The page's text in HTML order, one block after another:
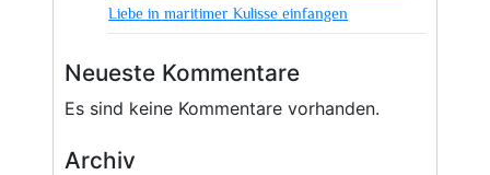
Liebe in maritimer Kulisse einfangen
Neueste Kommentare
Es sind keine Kommentare vorhanden.
Archiv